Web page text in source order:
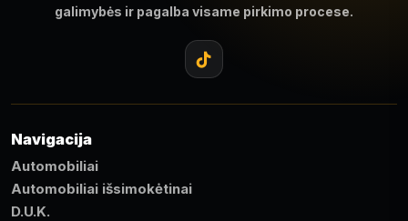
galimybės ir pagalba visame pirkimo procese.
Navigacija
Automobiliai
Automobiliai išsimokėtinai
D.U.K.